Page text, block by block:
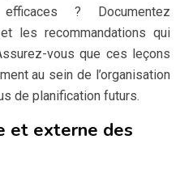
? Documentez
les recommandations qui
vous que ces leçons
au sein de l’organisation
de planification futurs.
et externe des